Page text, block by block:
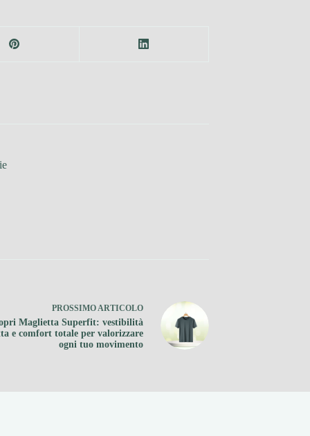
PROSSIMOARTICOLO
Maglietta Superfit: vestibilità
e comfort totale per valorizzare
ogni tuo movimento